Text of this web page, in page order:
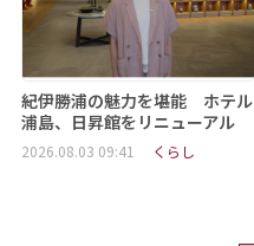
紀伊勝浦の魅力を堪能 ホテル
浦島、日昇館をリニューアル
2026.08.03 09:41 くらし